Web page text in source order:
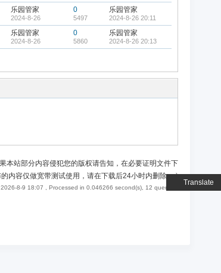
Translate
乐园管家
2024-8-26
0
5497
乐园管家
2024-8-26 20:11
乐园管家
2024-8-26
0
5860
乐园管家
2024-8-26 20:13
本站部分内容侵犯您的版权请告知，在必要证明文件下
内容仅做宽带测试使用，请在下载后24小时内删除。)
8-9 18:07 , Processed in 0.046266 second(s), 12 queries .